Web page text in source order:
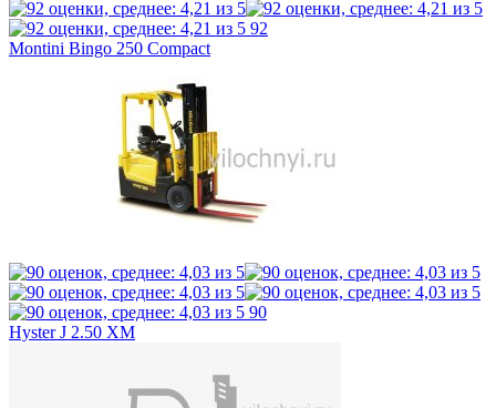
92
Montini Bingo 250 Compact
90
Hyster J 2.50 XM